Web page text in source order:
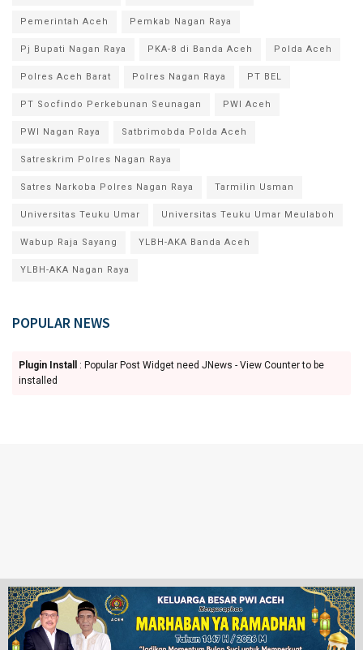
Pemerintah Aceh Pemkab Nagan Raya
Pj Bupati Nagan Raya PKA-8 di Banda Aceh Polda Aceh
Polres Aceh Barat Polres Nagan Raya PT BEL
PT Socfindo Perkebunan Seunagan PWI Aceh
PWI Nagan Raya Satbrimobda Polda Aceh
Satreskrim Polres Nagan Raya
Satres Narkoba Polres Nagan Raya Tarmilin Usman
Universitas Teuku Umar Universitas Teuku Umar Meulaboh
Wabup Raja Sayang YLBH-AKA Banda Aceh
YLBH-AKA Nagan Raya
POPULAR NEWS
Plugin Install
: Popular Post Widget need JNews - View Counter to be
installed
Ketentuan Penggunaan Redaksi